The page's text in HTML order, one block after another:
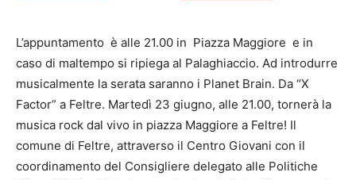
L’appuntamento è alle 21.00 in Piazza Maggiore e in
caso di maltempo si ripiega al Palaghiaccio. Ad introdurre
musicalmente la serata saranno i Planet Brain. Da “X
Factor” a Feltre. Martedì 23 giugno, alle 21.00, tornerà la
musica rock dal vivo in piazza Maggiore a Feltre! Il
comune di Feltre, attraverso il Centro Giovani con il
coordinamento del Consigliere delegato alle Politiche